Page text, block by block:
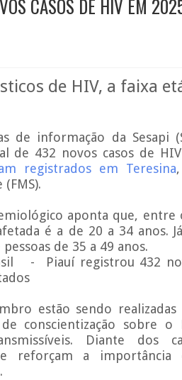
CASOS DE HIV EM
de HIV, a faixa
de informação da Sesapi
de 432 novos casos de
registrados em Teresina
aponta que, entre
é a de 20 a 34 anos.
de 35 a 49 anos.
- Piauí registrou 432
estão sendo realizadas
conscientização sobre
Diante dos
reforçam a